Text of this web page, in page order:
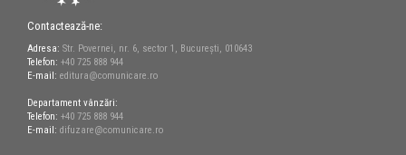
Contactează-ne:
Adresa: Str. Povernei, nr. 6, sector 1, București, 010643
Telefon: +40 725 888 944
E-mail: editura@comunicare.ro
Departament vânzări:
Telefon: +40 725 888 944
E-mail: difuzare@comunicare.ro